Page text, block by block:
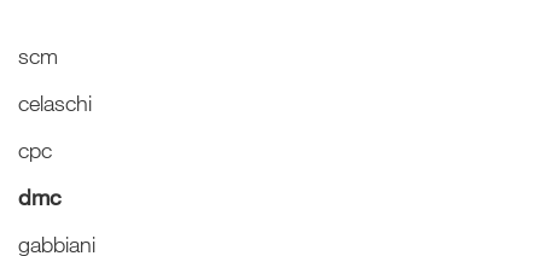
scm
celaschi
cpc
dmc
gabbiani